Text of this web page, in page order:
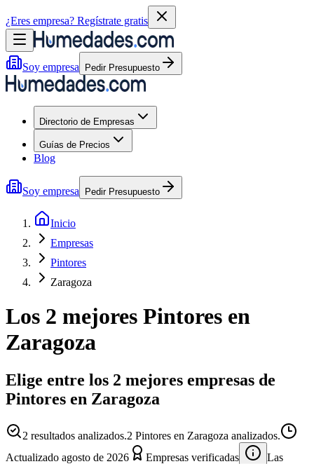
¿Eres empresa? Regístrate gratis
Soy empresa Pedir Presupuesto
Directorio de Empresas
Guías de Precios
Blog
Soy empresa Pedir Presupuesto
Inicio
Empresas
Pintores
Zaragoza
Los 2 mejores Pintores en
Zaragoza
Elige entre los 2 mejores empresas de
Pintores en Zaragoza
2 resultados analizados.2 Pintores en Zaragoza analizados.
Actualizado agosto de 2026 Empresas verificadas
Las